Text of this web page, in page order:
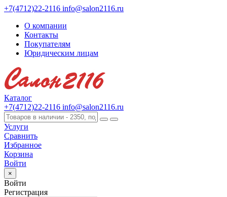
+7(4712)22-2116 info@salon2116.ru
О компании
Контакты
Покупателям
Юридическим лицам
Каталог
+7(4712)22-2116 info@salon2116.ru
Услуги
Сравнить
Избранное
Корзина
Войти
×
Войти
Регистрация